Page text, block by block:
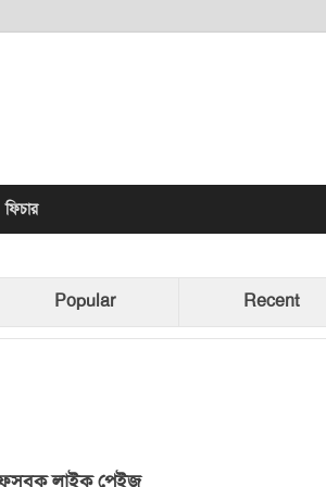
ফিচার
Popular Recent
লাইক পেইজ